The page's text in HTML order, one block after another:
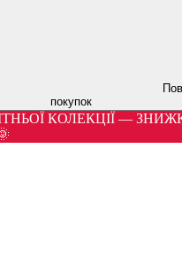
покупок
КОЛЕКЦІЇ —